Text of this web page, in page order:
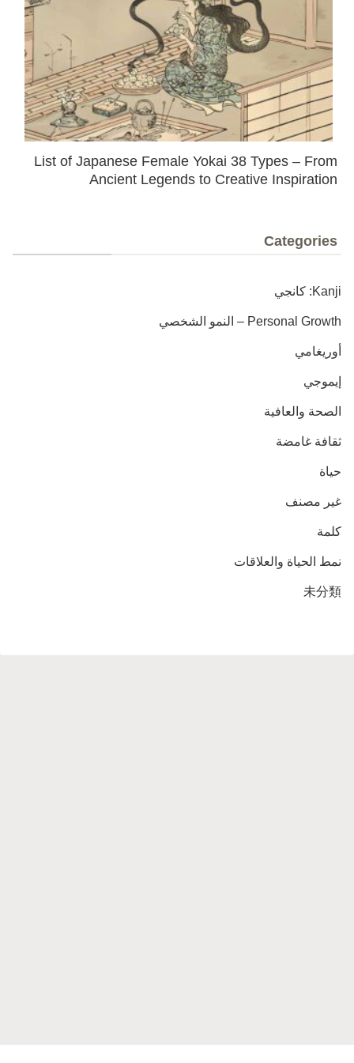
List of Japanese Female Yokai 38 Types – From
Ancient Legends to Creative Inspiration
Categories
Kanji: كانجي
Personal Growth – النمو الشخصي
أوريغامي
إيموجي
الصحة والعافية
ثقافة غامضة
حياة
غير مصنف
كلمة
نمط الحياة والعلاقات
未分類